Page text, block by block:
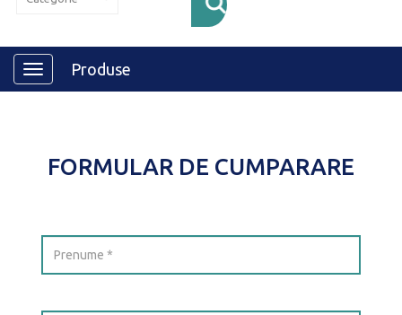
Toggle
navigation
Produse
FORMULAR DE CUMPARARE